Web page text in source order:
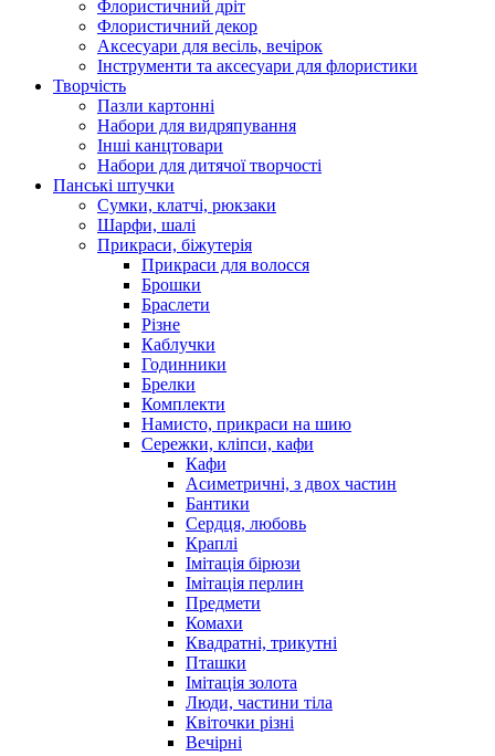
Флористичний дріт
Флористичний декор
Аксесуари для весіль, вечірок
Інструменти та аксесуари для флористики
Творчість
Пазли картонні
Набори для видряпування
Інші канцтовари
Набори для дитячої творчості
Панські штучки
Сумки, клатчі, рюкзаки
Шарфи, шалі
Прикраси, біжутерія
Прикраси для волосся
Брошки
Браслети
Різне
Каблучки
Годинники
Брелки
Комплекти
Намисто, прикраси на шию
Сережки, кліпси, кафи
Кафи
Асиметричні, з двох частин
Бантики
Сердця, любовь
Краплі
Імітація бірюзи
Імітація перлин
Предмети
Комахи
Квадратні, трикутні
Пташки
Імітація золота
Люди, частини тіла
Квіточки різні
Вечірні